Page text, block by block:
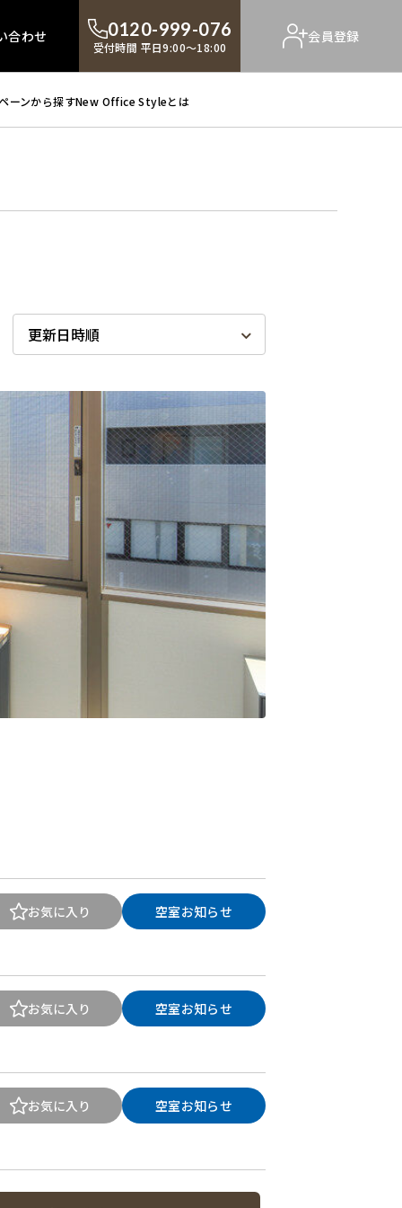
合わせ 0120-999-076
受付時間 平日9:00～18:00
会員登録
ーンから探すNew Office Styleとは
お気に入り 空室お知らせ
お気に入り 空室お知らせ
お気に入り 空室お知らせ